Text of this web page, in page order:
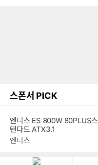
스폰서 PICK
엔티스 ES 800W 80PLUS스
탠다드 ATX3.1
엔티스